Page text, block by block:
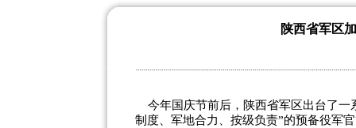
陕西省军区
今年国庆节前后，陕西省军区出台了一
制度、军地合力、按级负责”的预备役军